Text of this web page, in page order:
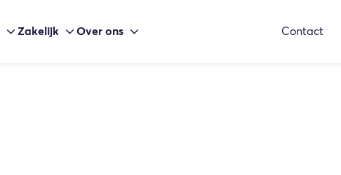
Zakelijk Over ons Contact